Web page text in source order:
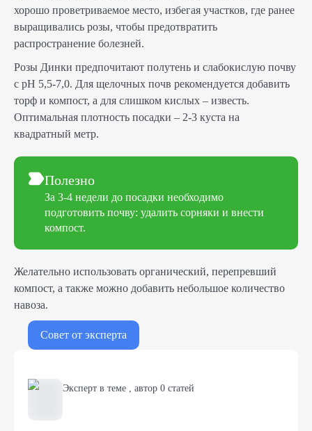
хорошо проветриваемое место, избегая участков, где ранее
выращивались розы, чтобы предотвратить
распространение болезней.
Розы Динки предпочитают полутень и слабокислую почву
с pH 5,5-7,0. Для щелочных почв рекомендуется добавить
торф и компост, а для слишком кислых – известь.
Оптимальная плотность посадки – 2-3 куста на
квадратный метр.
Полезно
За 3-4 недели до посадки необходимо
подготовить почву: удалить сорняки и внести
компост.
Желательно использовать органический, перепревший
компост, а также можно добавить небольшое количество
навоза.
Совет от эксперта
Эксперт в теме автор 0 статей